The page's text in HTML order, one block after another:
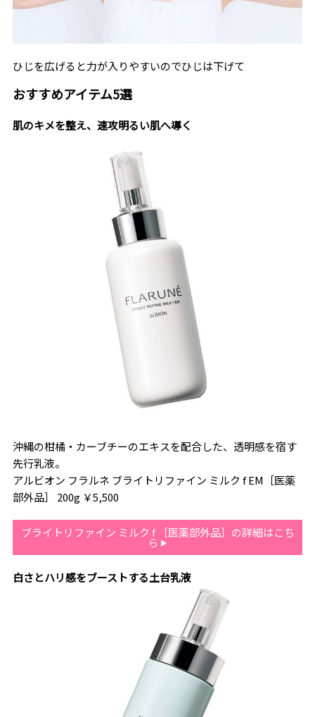
ひじを広げると力が入りやすいのでひじは下げて
おすすめアイテム5選
肌のキメを整え、速攻明るい肌へ導く
沖縄の柑橘・カーブチーのエキスを配合した、透明感を宿す
先行乳液。
アルビオン フラルネ ブライトリファイン ミルク f EM［医薬
部外品］ 200g ￥5,500
ブライトリファイン ミルク f ［医薬部外品］の詳細はこち
ら
白さとハリ感をブーストする土台乳液